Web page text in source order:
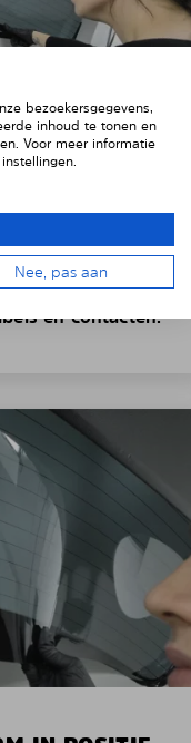
binnenuit voor de
de ruiten
en contacten.
bezoekersgegevens,
inhoud te tonen en
Voor meer informatie
Nee, pas aan